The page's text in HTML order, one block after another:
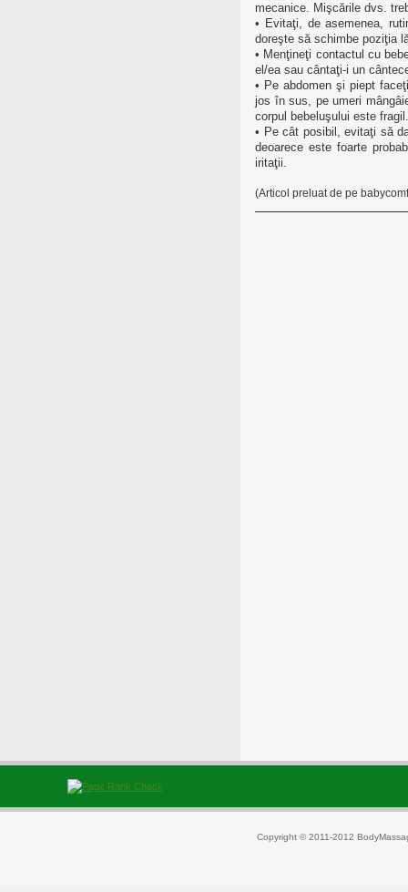
mecanice. Mişcările dvs.
• Evitaţi, de asemenea,
doreşte să schimbe poziţia
• Menţineţi contactul cu
el/ea sau cântaţi-i un
• Pe abdomen şi piept
jos în sus, pe umeri
corpul bebeluşului este
• Pe cât posibil, evitaţi să
deoarece este foarte
iritaţii.
(Articol preluat de pe
Copyright © 2011-2012